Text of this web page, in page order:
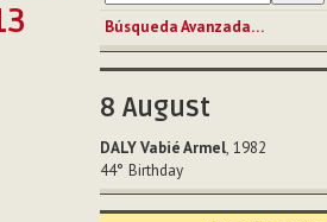
Búsqueda Avanzada…
8 August
DALY Vabié Armel, 1982
44° Birthday